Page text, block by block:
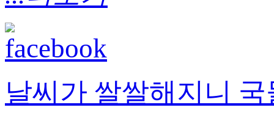
날씨가 쌀쌀해지니